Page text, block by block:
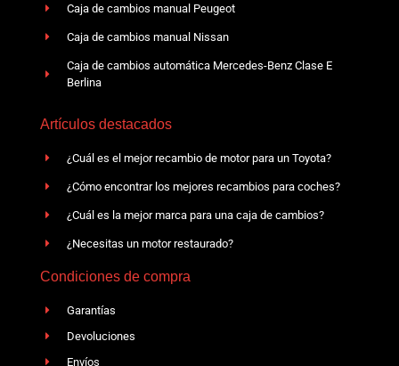
Caja de cambios manual Peugeot
Caja de cambios manual Nissan
Caja de cambios automática Mercedes-Benz Clase E
Berlina
Artículos destacados
¿Cuál es el mejor recambio de motor para un Toyota?
¿Cómo encontrar los mejores recambios para coches?
¿Cuál es la mejor marca para una caja de cambios?
¿Necesitas un motor restaurado?
Condiciones de compra
Garantías
Devoluciones
Envíos